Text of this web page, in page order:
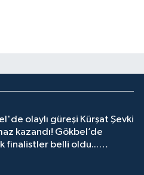
olaylı güreşi Kürşat Şevki
kazandı! Gökbel’de
finalistler belli oldu...